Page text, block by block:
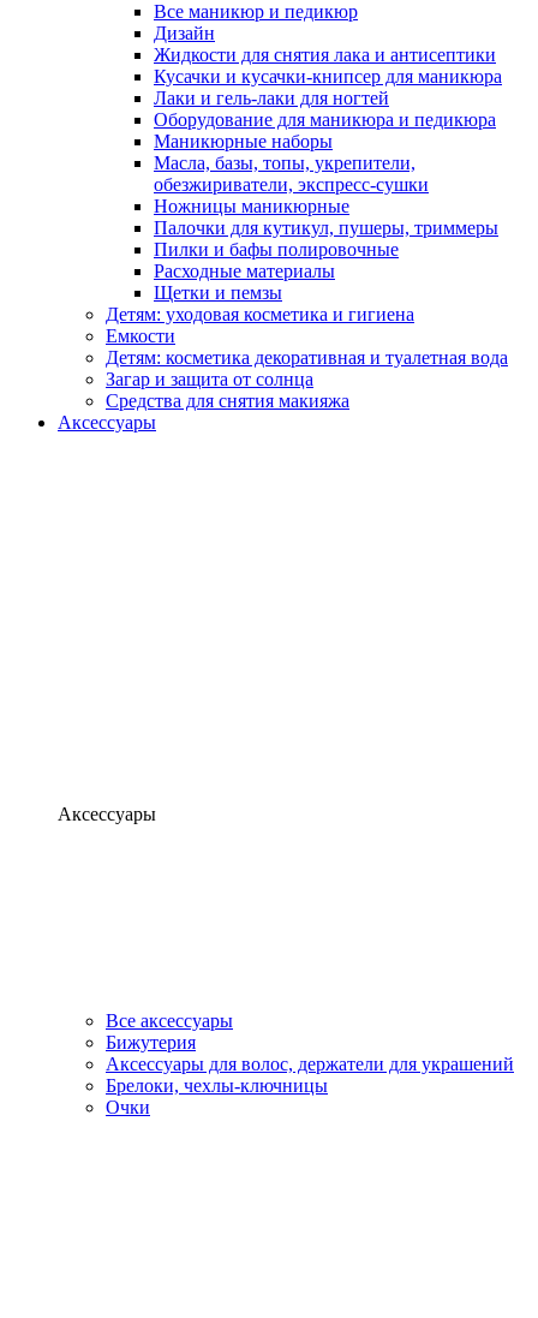
Все маникюр и педикюр
Дизайн
Жидкости для снятия лака и антисептики
Кусачки и кусачки-книпсер для маникюра
Лаки и гель-лаки для ногтей
Оборудование для маникюра и педикюра
Маникюрные наборы
Масла, базы, топы, укрепители,
обезжириватели, экспресс-сушки
Ножницы маникюрные
Палочки для кутикул, пушеры, триммеры
Пилки и бафы полировочные
Расходные материалы
Щетки и пемзы
Детям: уходовая косметика и гигиена
Емкости
Детям: косметика декоративная и туалетная вода
Загар и защита от солнца
Средства для снятия макияжа
Аксессуары
Аксессуары
Все аксессуары
Бижутерия
Аксессуары для волос, держатели для украшений
Брелоки, чехлы-ключницы
Очки